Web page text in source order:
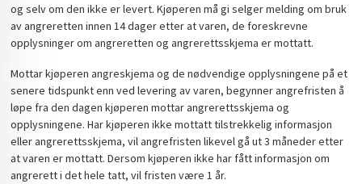
og selv om den ikke er levert. Kjøperen må gi selger melding om bruk
av angreretten innen 14 dager etter at varen, de foreskrevne
opplysninger om angreretten og angrerettsskjema er mottatt.
Mottar kjøperen angreskjema og de nødvendige opplysningene på et
senere tidspunkt enn ved levering av varen, begynner angrefristen å
løpe fra den dagen kjøperen mottar angrerettsskjema og
opplysningene. Har kjøperen ikke mottatt tilstrekkelig informasjon
eller angrerettsskjema, vil angrefristen likevel gå ut 3 måneder etter
at varen er mottatt. Dersom kjøperen ikke har fått informasjon om
angrerett i det hele tatt, vil fristen være 1 år.